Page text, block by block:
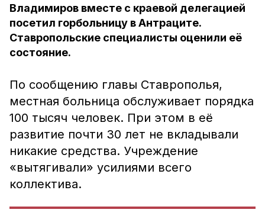
Владимиров вместе с краевой делегацией
посетил горбольницу в Антраците.
Ставропольские специалисты оценили её
состояние.
По сообщению главы Ставрополья,
местная больница обслуживает порядка
100 тысяч человек. При этом в её
развитие почти 30 лет не вкладывали
никакие средства. Учреждение
«вытягивали» усилиями всего
коллектива.